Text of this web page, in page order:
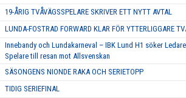
19-ÅRIG TVÅVÄGSSPELARE SKRIVER ETT NYTT AVTAL
LUNDA-FOSTRAD FORWARD KLAR FÖR YTTERLIGGARE
Innebandy och Lundakarneval – IBK Lund H1 söker
Spelare till resan mot Allsvenskan
SÄSONGENS NIONDE RAKA OCH SERIETOPP
TIDIG SERIEFINAL